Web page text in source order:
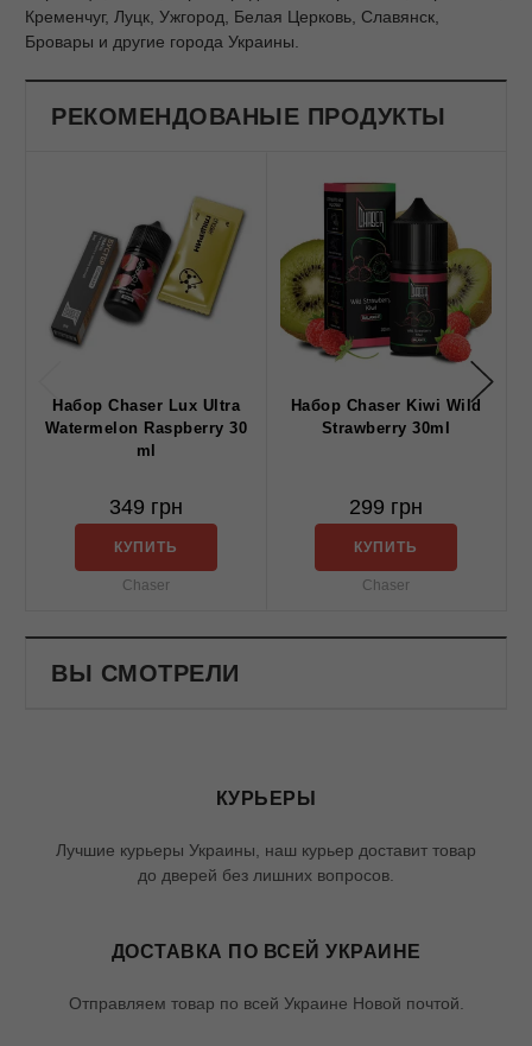
Кременчуг, Луцк, Ужгород, Белая Церковь, Славянск,
Бровары и другие города Украины.
РЕКОМЕНДОВАНЫЕ ПРОДУКТЫ
Набор Chaser Lux Ultra
Watermelon Raspberry 30
ml
349 грн
КУПИТЬ
Chaser
Набор Chaser Kiwi Wild
Strawberry 30ml
299 грн
КУПИТЬ
Chaser
ВЫ СМОТРЕЛИ
КУРЬЕРЫ
Лучшие курьеры Украины, наш курьер доставит товар
до дверей без лишних вопросов.
ДОСТАВКА ПО ВСЕЙ УКРАИНЕ
Отправляем товар по всей Украине Новой почтой.